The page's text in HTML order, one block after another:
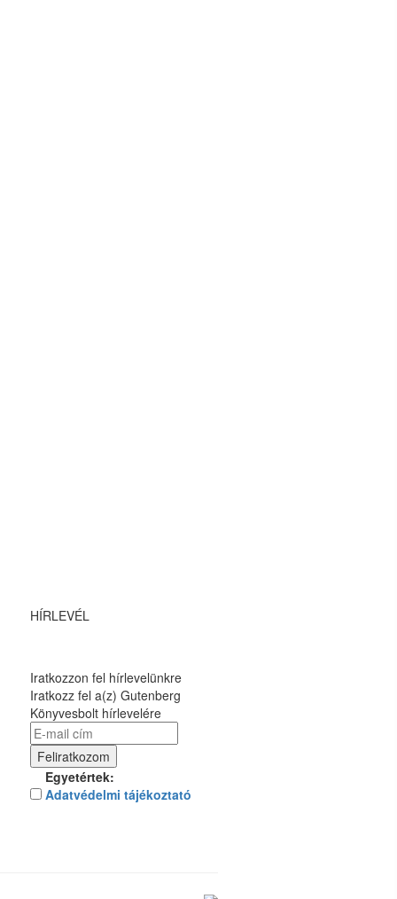
HÍRLEVÉL
Iratkozzon fel hírlevelünkre
Iratkozz fel a(z) Gutenberg
Könyvesbolt hírlevelére
Egyetértek:
Adatvédelmi tájékoztató